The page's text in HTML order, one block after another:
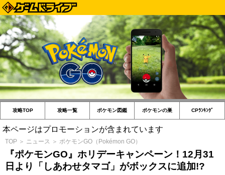
攻略TOP 攻略一覧 ポケモン図鑑 ポケモンの巣 CPﾗﾝｷﾝｸﾞ
本ページはプロモーションが含まれています
TOP ＞ ニュース ＞ ポケモンGO（Pokémon GO）
『ポケモンGO』ホリデーキャンペーン！12月31
日より「しあわせタマゴ」がボックスに追加!?